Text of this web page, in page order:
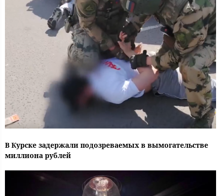
В Курске задержали подозреваемых в вымогательстве
миллиона рублей